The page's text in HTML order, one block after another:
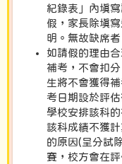
紀錄表」內填
假，家長除填
明。無故缺席
如請假的理由
補考，不會扣
生將不會獲得
考日期設於評
學校安排該科
該科成績不獲
的原因(呈分試
賽，校方會在